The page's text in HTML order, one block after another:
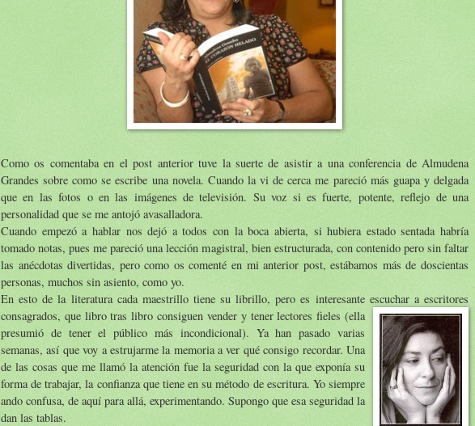
Como os comentaba en el post anterior tuve la suerte de asistir a una conferencia de Almudena
Grandes sobre como se escribe una novela. Cuando la vi de cerca me pareció más guapa y delgada
que en las fotos o en las imágenes de televisión. Su voz si es fuerte, potente, reflejo de una
personalidad que se me antojó avasalladora.
Cuando empezó a hablar nos dejó a todos con la boca abierta, si hubiera estado sentada habría
tomado notas, pues me pareció una lección magistral, bien estructurada, con contenido pero sin faltar
las anécdotas divertidas, pero como os comenté en mi anterior post, estábamos más de doscientas
personas, muchos sin asiento, como yo.
En esto de la literatura cada maestrillo tiene su librillo, pero es interesante escuchar a escritores
consagrados, que libro tras libro consiguen vender y tener lectores fieles (ella
presumió de tener el público más incondicional). Ya han pasado varias
semanas, así que voy a estrujarme la memoria a ver qué consigo recordar. Una
de las cosas que me llamó la atención fue la seguridad con la que exponía su
forma de trabajar, la confianza que tiene en su método de escritura. Yo siempre
ando confusa, de aquí para allá, experimentando. Supongo que esa seguridad la
dan las tablas.